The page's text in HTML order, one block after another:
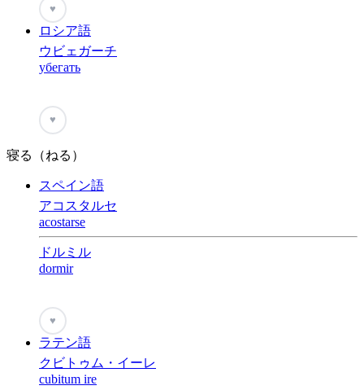
♥
ロシア語
ウビェガーチ
убегать
♥
寝る（ねる）
スペイン語
アコスタルセ
acostarse
ドルミル
dormir
♥
ラテン語
クビトゥム・イーレ
cubitum ire